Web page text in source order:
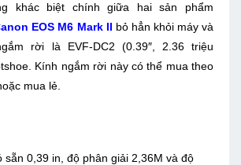
khác biệt chính giữa hai sản phẩm
EOS M6 Mark II bỏ hẳn khỏi máy và
rời là EVF-DC2 (0.39″, 2.36 triệu
Kính ngắm rời này có thể mua theo
mua lẻ.
sẵn 0,39 in, độ phân giải 2,36M và độ